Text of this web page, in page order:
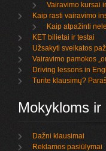
Vairavimo kursai
Kaip rasti vairavimo
Kaip atpažinti
KET bilietai ir testai
Užsakyti sveikatos
Vairavimo pamokos
Driving lessons in
Turite klausimų?
Mokykloms
Dažni klausimai
Reklamos pasiūlymai